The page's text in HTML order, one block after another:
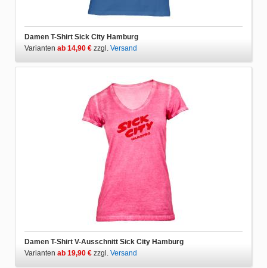
Damen T-Shirt Sick City Hamburg
Varianten ab 14,90 € zzgl. Versand
Damen T-Shirt V-Ausschnitt Sick City Hamburg
Varianten ab 19,90 € zzgl. Versand